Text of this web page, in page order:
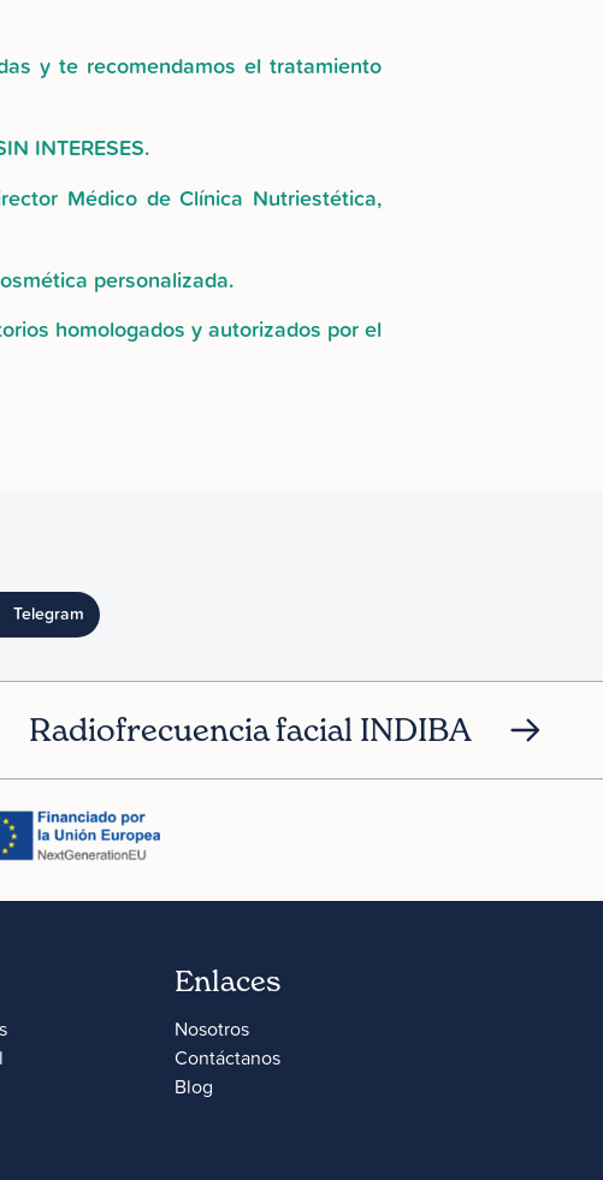
y te recomendamos el tratamiento
INTERESES.
Médico de Clínica Nutriestética,
personalizada.
homologados y autorizados por el
Telegram
Radiofrecuencia facial INDIBA
Enlaces
Nosotros
Contáctanos
Blog